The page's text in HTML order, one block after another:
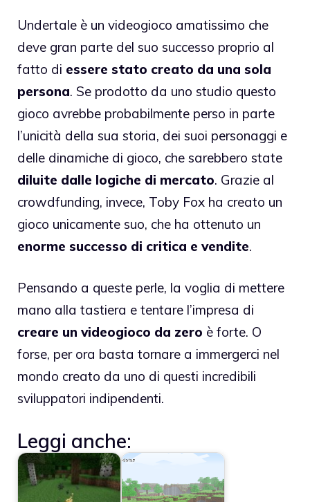
Undertale è un videogioco amatissimo che
deve gran parte del suo successo proprio al
fatto di essere stato creato da una sola
persona. Se prodotto da uno studio questo
gioco avrebbe probabilmente perso in parte
l’unicità della sua storia, dei suoi personaggi e
delle dinamiche di gioco, che sarebbero state
diluite dalle logiche di mercato. Grazie al
crowdfunding, invece, Toby Fox ha creato un
gioco unicamente suo, che ha ottenuto un
enorme successo di critica e vendite.
Pensando a queste perle, la voglia di mettere
mano alla tastiera e tentare l’impresa di
creare un videogioco da zero è forte. O
forse, per ora basta tornare a immergerci nel
mondo creato da uno di questi incredibili
sviluppatori indipendenti.
Leggi anche: